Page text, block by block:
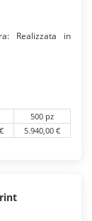
Realizzata in
500 pz
5.940,00 €